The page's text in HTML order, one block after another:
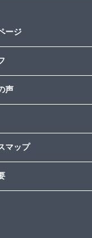
ージ
声
マップ